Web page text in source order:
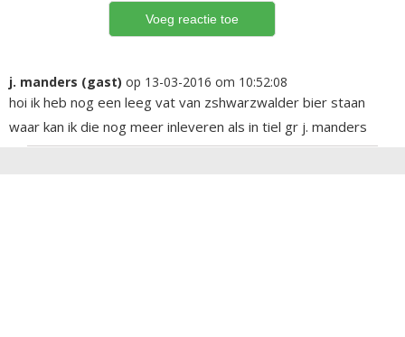
j. manders (gast) op 13-03-2016 om 10:52:08
hoi ik heb nog een leeg vat van zshwarzwalder bier staan
waar kan ik die nog meer inleveren als in tiel gr j. manders